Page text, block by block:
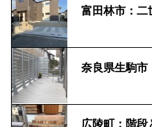
広陵町：階段